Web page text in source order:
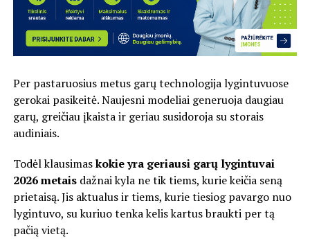
Per pastaruosius metus garų technologija lygintuvuose
gerokai pasikeitė. Naujesni modeliai generuoja daugiau
garų, greičiau įkaista ir geriau susidoroja su storais
audiniais.
Todėl klausimaskokie yra geriausi garų lygintuvai
2026 metaisdažnai kyla ne tik tiems, kurie keičia seną
prietaisą. Jis aktualus ir tiems, kurie tiesiog pavargo nuo
lygintuvo, su kuriuo tenka kelis kartus braukti per tą
pačią vietą.